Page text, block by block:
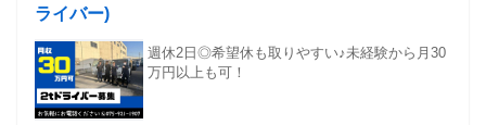
ライバー)
週休2日◎希望休も取りやすい♪未経験から月30
万円以上も可！